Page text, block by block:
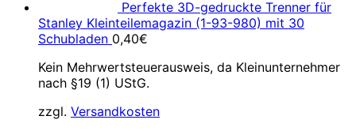
Perfekte 3D-gedruckte Trenner für
Stanley Kleinteilemagazin (1-93-980) mit 30
Schubladen 0,40€
Kein Mehrwertsteuerausweis, da Kleinunternehmer
nach §19 (1) UStG.
zzgl. Versandkosten